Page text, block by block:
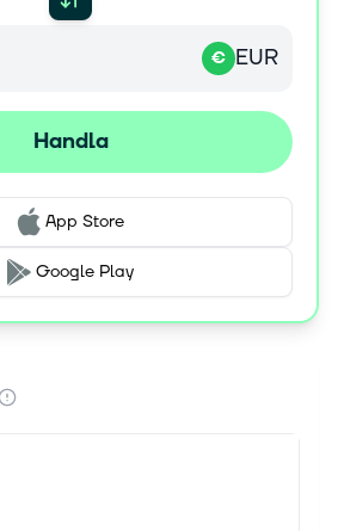
€ EUR
Handla
App Store
Google Play